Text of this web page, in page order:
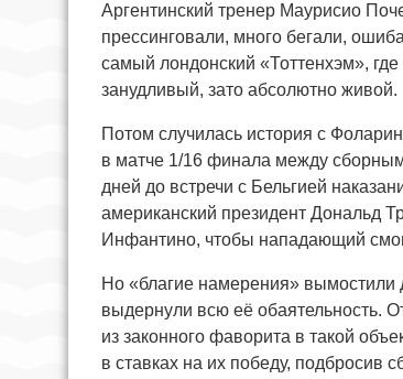
Аргентинский тренер Маурисио
прессинговали, много бегали,
самый лондонский «Тоттенхэм»,
занудливый, зато абсолютно живой.
Потом случилась история с
в матче 1/16 финала между
дней до встречи с Бельгией
американский президент Дональд
Инфантино, чтобы нападающий
Но «благие намерения»
выдернули всю её обаятельность.
из законного фаворита в такой
в ставках на их победу,